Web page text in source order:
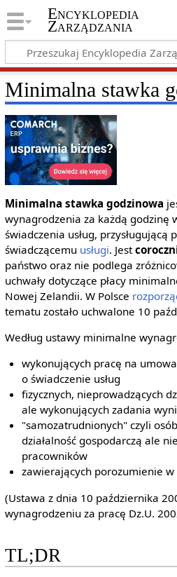
Encyklopedia
Zarządzania
Minimalna stawka
Minimalna stawka godzinowa
wynagrodzenia za każdą godzinę
świadczenia usług,
świadczącemu usługi. Jest
państwo oraz nie podlega
uchwały dotyczące płacy
Nowej Zelandii. W Polsce
tematu zostało uchwalone 10
Według ustawy minimalne
wykonujących pracę na
o świadczenie usług
fizycznych, nieprowadzących
ale wykonujących zadania
"samozatrudnionych" czyli
działalność gospodarczą ale
pracowników
zawierających porozumienie
(Ustawa z dnia 10 października
wynagrodzeniu za pracę Dz.U.
TL;DR